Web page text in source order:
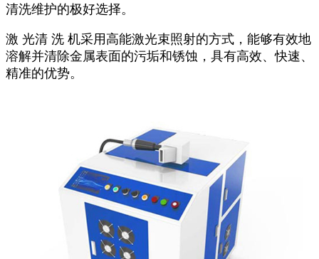
清洗维护的极好选择。
激 光清 洗 机采用高能激光束照射的方式，能够有效地
溶解并清除金属表面的污垢和锈蚀，具有高效、快速、
精准的优势。